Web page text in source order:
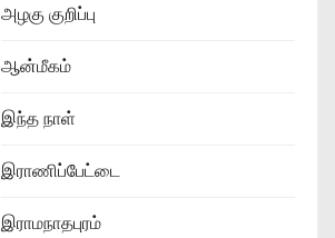
அழகு குறிப்பு
ஆன்மீகம்
இந்த நாள்
இராணிப்பேட்டை
இராமநாதபுரம்